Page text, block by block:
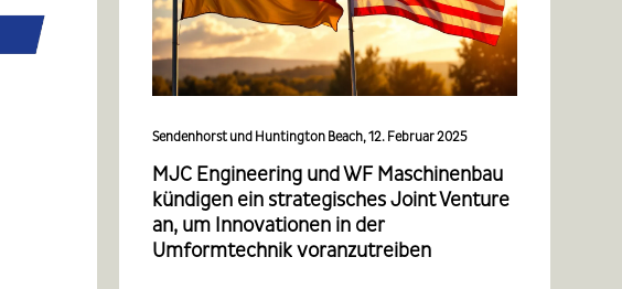
Sendenhorst und Huntington Beach, 12. Februar 2025
MJC Engineering und WF Maschinenbau
kündigen ein strategisches Joint Venture
an, um Innovationen in der
Umformtechnik voranzutreiben